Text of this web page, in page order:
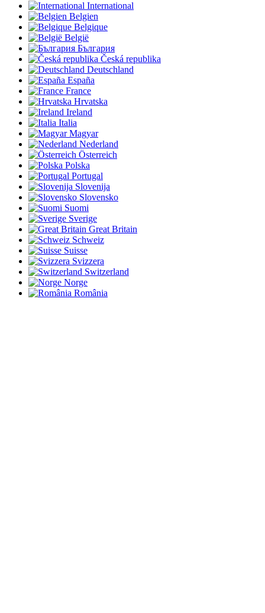
International
Belgien
Belgique
België
България
Česká republika
Deutschland
España
France
Hrvatska
Ireland
Italia
Magyar
Nederland
Österreich
Polska
Portugal
Slovenija
Slovensko
Suomi
Sverige
Great Britain
Schweiz
Suisse
Svizzera
Switzerland
Norge
România